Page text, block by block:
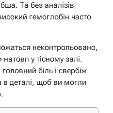
Та без аналізів
гемоглобін часто
неконтрольовано,
у тісному залі.
біль і свербіж
в деталі, щоб ви могли